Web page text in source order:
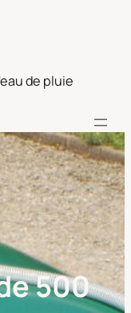
de pluie
500